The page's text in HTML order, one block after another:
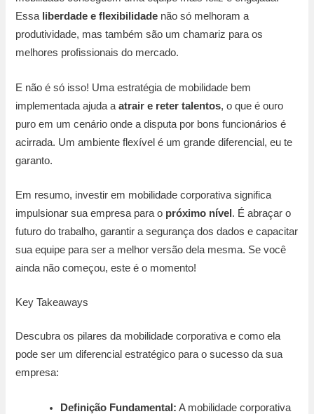
Essa liberdade e flexibilidade não só melhoram a
produtividade, mas também são um chamariz para os
melhores profissionais do mercado.
E não é só isso! Uma estratégia de mobilidade bem
implementada ajuda aatrair e reter talentos, o que é ouro
puro em um cenário onde a disputa por bons funcionários é
acirrada. Um ambiente flexível é um grande diferencial, eu te
garanto.
Em resumo, investir em mobilidade corporativa significa
impulsionar sua empresa para o próximo nível . É abraçar o
futuro do trabalho, garantir a segurança dos dados e capacitar
sua equipe para ser a melhor versão dela mesma. Se você
ainda não começou, este é o momento!
Key Takeaways
Descubra os pilares da mobilidade corporativa e como ela
pode ser um diferencial estratégico para o sucesso da sua
empresa:
Definição Fundamental: A mobilidade corporativa